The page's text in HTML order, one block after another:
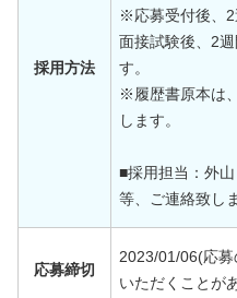
採用方法
※応募受付後、2
面接試験後、2
す。
※履歴書原本は
します。
■採用担当：外
等、ご連絡致し
応募締切
2023/01/06(応
いただくことが